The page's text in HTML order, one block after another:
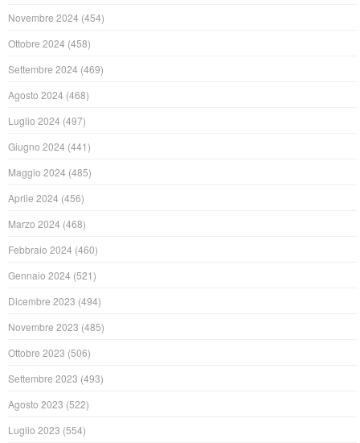
Novembre 2024 (454)
Ottobre 2024 (458)
Settembre 2024 (469)
Agosto 2024 (468)
Luglio 2024 (497)
Giugno 2024 (441)
Maggio 2024 (485)
Aprile 2024 (456)
Marzo 2024 (468)
Febbraio 2024 (460)
Gennaio 2024 (521)
Dicembre 2023 (494)
Novembre 2023 (485)
Ottobre 2023 (506)
Settembre 2023 (493)
Agosto 2023 (522)
Luglio 2023 (554)